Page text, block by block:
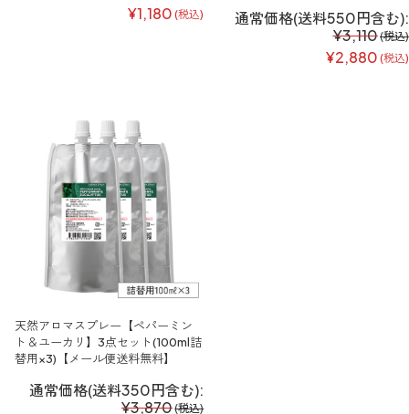
¥1,180 (税込)
通常価格(送料550円含む):
¥3,110(税込)
¥2,880 (税込)
天然アロマスプレー【ペパーミン
ト＆ユーカリ】3点セット(100ml詰
替用×3)【メール便送料無料】
通常価格(送料350円含む):
¥3,870(税込)